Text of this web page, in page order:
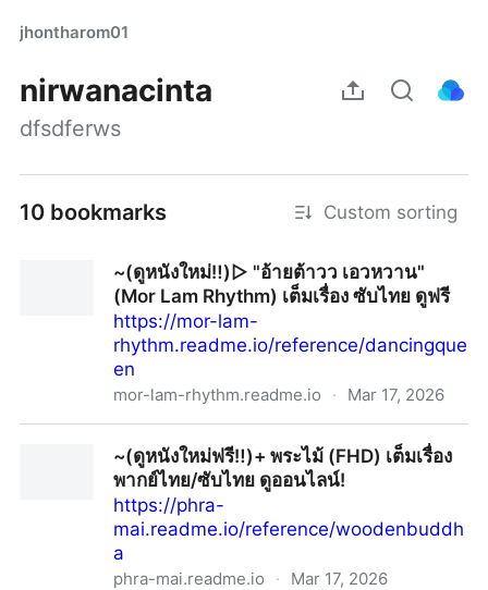
jhontharom01
nirwanacinta
dfsdferws
10 bookmarks Custom sorting
~(ดูหนังใหม่‼️)▷ "อ้ายต้าวว เอวหวาน"
(Mor Lam Rhythm) เต็มเรื่อง ซับไทย ดูฟรี
https://mor-lam-
rhythm.readme.io/reference/dancingque
en
mor-lam-rhythm.readme.io · Mar 17, 2026
Rhythm) เต็มเรื่อง ซับไทย ดูฟรี
~(ดูหนังใหม่ฟรี‼️)+ พระไม้ (FHD) เต็มเรื่อง
พากย์ไทย/ซับไทย ดูออนไลน์!
https://phra-
mai.readme.io/reference/woodenbuddh
a
phra-mai.readme.io · Mar 17, 2026